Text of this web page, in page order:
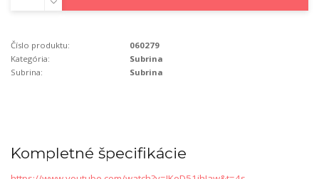
Číslo produktu:
060279
Kategória:
Subrina
Subrina:
Subrina
Kompletné špecifikácie